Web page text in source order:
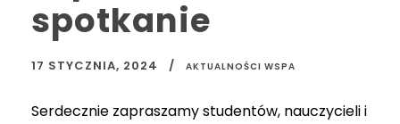
spotkanie
17 STYCZNIA, 2024 AKTUALNOŚCI WSPA
Serdecznie zapraszamy studentów, nauczycieli i